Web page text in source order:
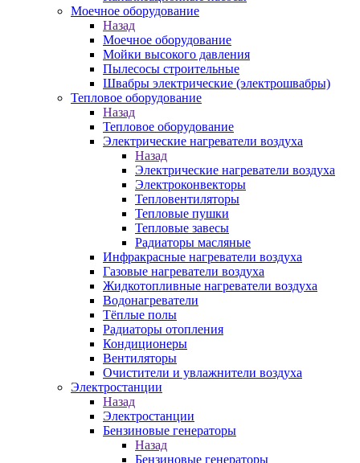
Моечное оборудование
Назад
Моечное оборудование
Мойки высокого давления
Пылесосы строительные
Швабры электрические (электрошвабры)
Тепловое оборудование
Назад
Тепловое оборудование
Электрические нагреватели воздуха
Назад
Электрические нагреватели воздуха
Электроконвекторы
Тепловентиляторы
Тепловые пушки
Тепловые завесы
Радиаторы масляные
Инфракрасные нагреватели воздуха
Газовые нагреватели воздуха
Жидкотопливные нагреватели воздуха
Водонагреватели
Тёплые полы
Радиаторы отопления
Кондиционеры
Вентиляторы
Очистители и увлажнители воздуха
Электростанции
Назад
Электростанции
Бензиновые генераторы
Назад
Бензиновые генераторы